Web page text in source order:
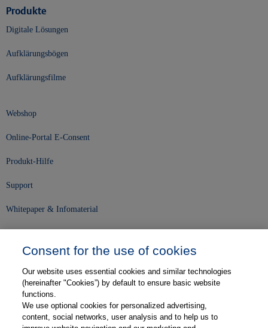
Produkte
Digitale Lösungen
Aufklärungsbögen
Aufklärungsfilme
Webshop
Online-Portal E-Consent
Produkt-Hilfe
Support
Whitepaper & Infomaterial
Karriere
Kontakt
Consent for the use of cookies
Our website uses essential cookies and similar technologies
(hereinafter "Cookies”) by default to ensure basic website
functions.
We use optional cookies for personalized advertising,
content, social networks, user analysis and to help us to